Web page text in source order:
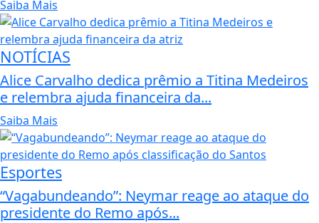
Saiba Mais
NOTÍCIAS
Alice Carvalho dedica prêmio a Titina Medeiros
e relembra ajuda financeira da...
Saiba Mais
Esportes
“Vagabundeando”: Neymar reage ao ataque do
presidente do Remo após...